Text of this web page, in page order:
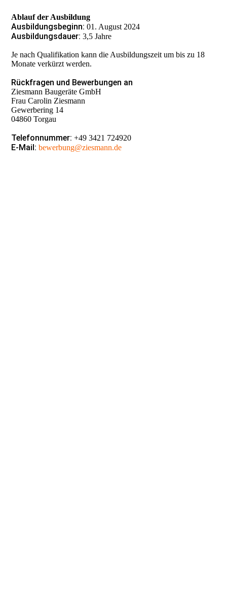
Ablauf der Ausbildung
Ausbildungsbeginn: 01. August 2024
Ausbildungsdauer: 3,5 Jahre
Je nach Qualifikation kann die Ausbildungszeit um bis zu 18
Monate verkürzt werden.
Rückfragen und Bewerbungen an
Ziesmann Baugeräte GmbH
Frau Carolin Ziesmann
Gewerbering 14
04860 Torgau
Telefonnummer: +49 3421 724920
E-Mail: bewerbung@ziesmann.de